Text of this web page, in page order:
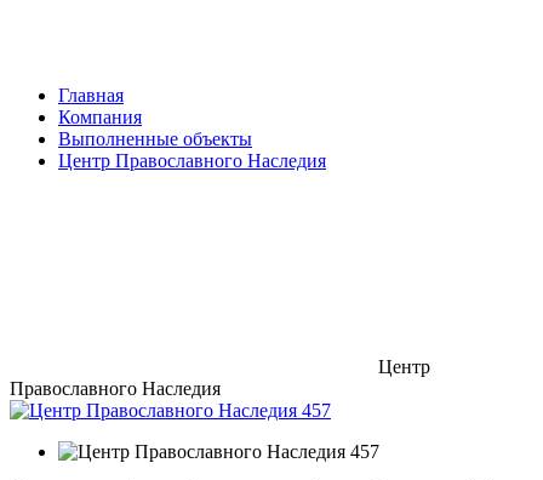
Главная
Компания
Выполненные объекты
Центр Православного Наследия
Центр
Православного Наследия